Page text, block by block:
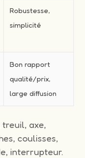
Robustesse,
simplicité
Bon rapport
qualité/prix,
large diffusion
axe,
coulisses,
interrupteur.